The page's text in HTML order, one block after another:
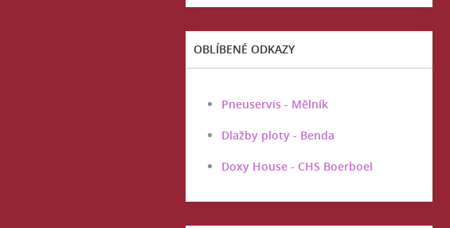
OBLÍBENÉ ODKAZY
Pneuservis - Mělník
Dlažby ploty - Benda
Doxy House - CHS Boerboel